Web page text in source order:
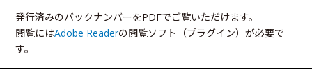
発行済みのバックナンバーをPDFでご覧いただけます。
閲覧にはAdobe Readerの閲覧ソフト（プラグイン）が必要で
す。